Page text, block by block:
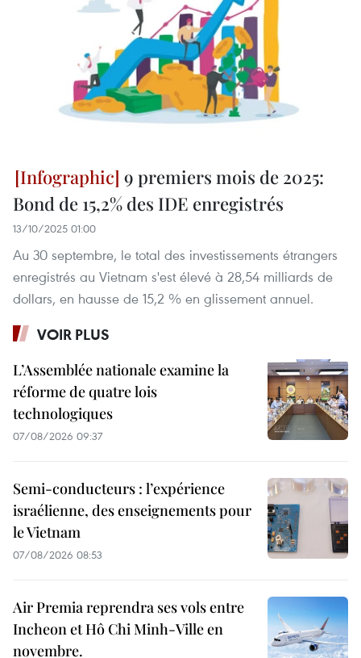
9 premiers mois de 2025:
Bond de 15,2% des IDE enregistrés
13/10/2025 01:00
Au 30 septembre, le total des investissements étrangers
enregistrés au Vietnam s'est élevé à 28,54 milliards de
dollars, en hausse de 15,2 % en glissement annuel.
VOIR PLUS
L’Assemblée nationale examine la
réforme de quatre lois
technologiques
07/08/2026 09:37
Semi-conducteurs : l’expérience
israélienne, des enseignements pour
le Vietnam
07/08/2026 08:53
Air Premia reprendra ses vols entre
Incheon et Hô Chi Minh-Ville en
novembre.